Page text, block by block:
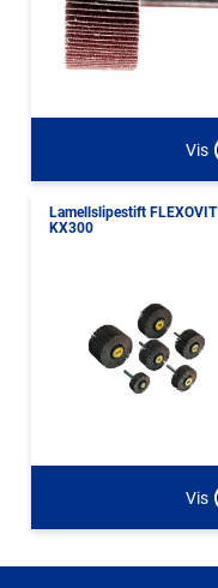
Vis
Lamellslipestift FLEXOVIT
KX300
Vis